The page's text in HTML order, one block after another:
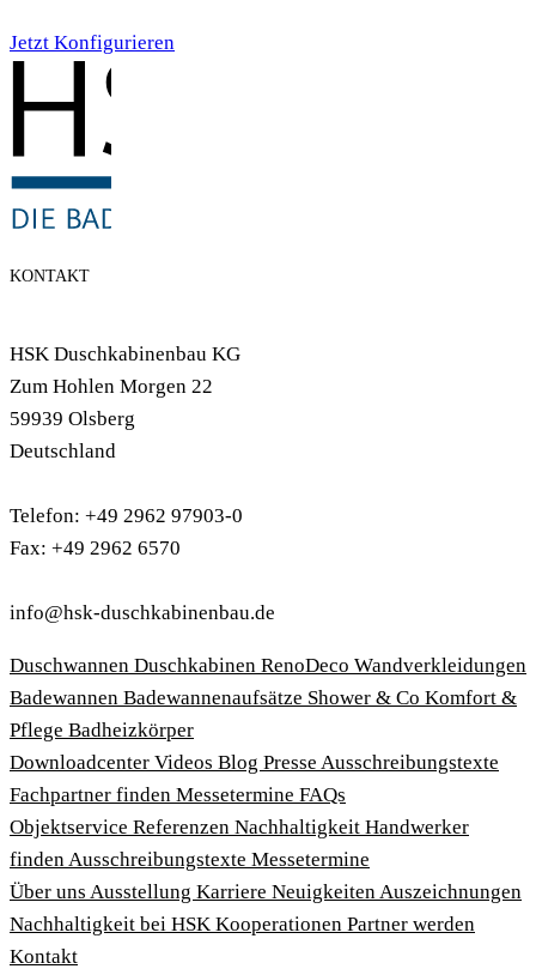
Jetzt Konfigurieren
KONTAKT
HSK Duschkabinenbau KG
Zum Hohlen Morgen 22
59939 Olsberg
Deutschland
Telefon: +49 2962 97903-0
Fax: +49 2962 6570
info@hsk-duschkabinenbau.de
Duschwannen Duschkabinen RenoDeco Wandverkleidungen
Badewannen Badewannenaufsätze Shower & Co Komfort &
Pflege Badheizkörper
Download­center Videos Blog Presse Ausschreibungstexte
Fachpartner finden Messetermine FAQs
Objektservice Referenzen Nachhaltigkeit Handwerker
findenAusschreibungstexte Messetermine
Über uns Ausstellung Karriere NeuigkeitenAuszeichnungen
Nachhaltigkeit bei HSK Kooperationen Partner werden
Kontakt